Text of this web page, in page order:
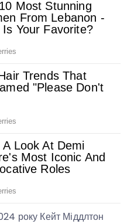
року Кейт Міддлтон